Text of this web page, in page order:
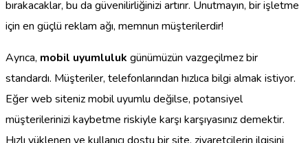
bırakacaklar, bu da güvenilirliğinizi artırır. Unutmayın, bir işletme
için en güçlü reklam ağı, memnun müşterilerdir!
Ayrıca, mobil uyumluluk günümüzün vazgeçilmez bir
standardı. Müşteriler, telefonlarından hızlıca bilgi almak istiyor.
Eğer web siteniz mobil uyumlu değilse, potansiyel
müşterilerinizi kaybetme riskiyle karşı karşıyasınız demektir.